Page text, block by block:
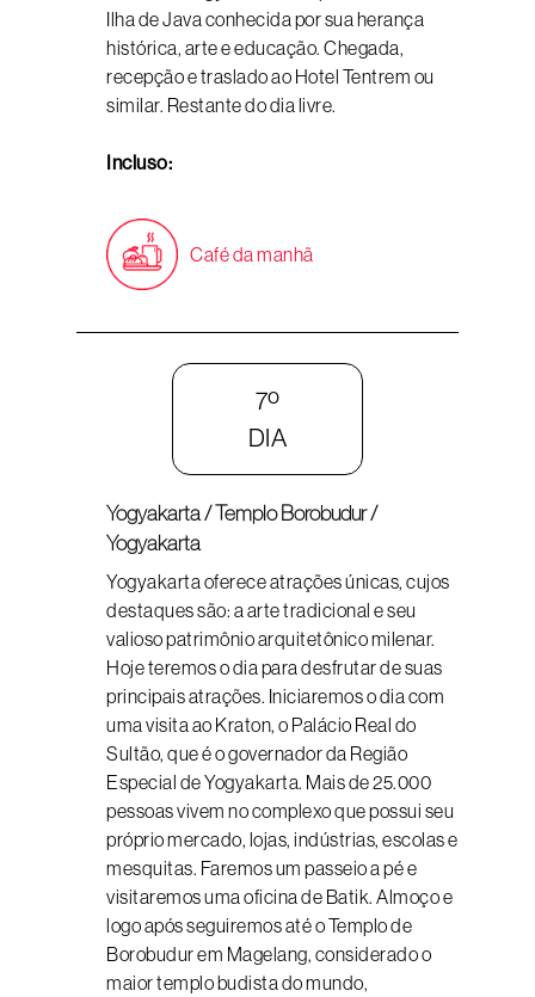
Ilha de Java conhecida por sua herança
histórica, arte e educação. Chegada,
recepção e traslado ao Hotel Tentrem ou
similar. Restante do dia livre.
Incluso:
Café da manhã
7º
DIA
Yogyakarta / Templo Borobudur /
Yogyakarta
Yogyakarta oferece atrações únicas, cujos
destaques são: a arte tradicional e seu
valioso patrimônio arquitetônico milenar.
Hoje teremos o dia para desfrutar de suas
principais atrações. Iniciaremos o dia com
uma visita ao Kraton, o Palácio Real do
Sultão, que é o governador da Região
Especial de Yogyakarta. Mais de 25.000
pessoas vivem no complexo que possui seu
próprio mercado, lojas, indústrias, escolas e
mesquitas. Faremos um passeio a pé e
visitaremos uma oficina de Batik. Almoço e
logo após seguiremos até o Templo de
Borobudur em Magelang, considerado o
maior templo budista do mundo,